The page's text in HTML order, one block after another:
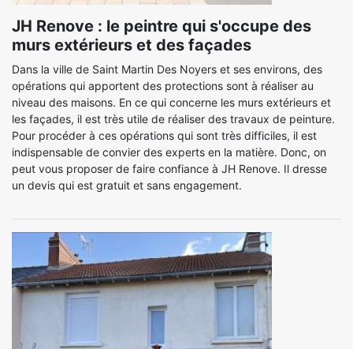
JH Renove : le peintre qui s'occupe des
murs extérieurs et des façades
Dans la ville de Saint Martin Des Noyers et ses environs, des
opérations qui apportent des protections sont à réaliser au
niveau des maisons. En ce qui concerne les murs extérieurs et
les façades, il est très utile de réaliser des travaux de peinture.
Pour procéder à ces opérations qui sont très difficiles, il est
indispensable de convier des experts en la matière. Donc, on
peut vous proposer de faire confiance à JH Renove. Il dresse
un devis qui est gratuit et sans engagement.